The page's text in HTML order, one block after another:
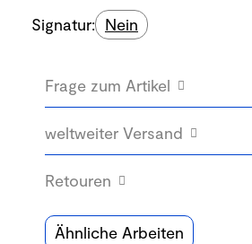
Signatur: Nein
Frage zum Artikel
weltweiter Versand
Retouren
Ähnliche Arbeiten